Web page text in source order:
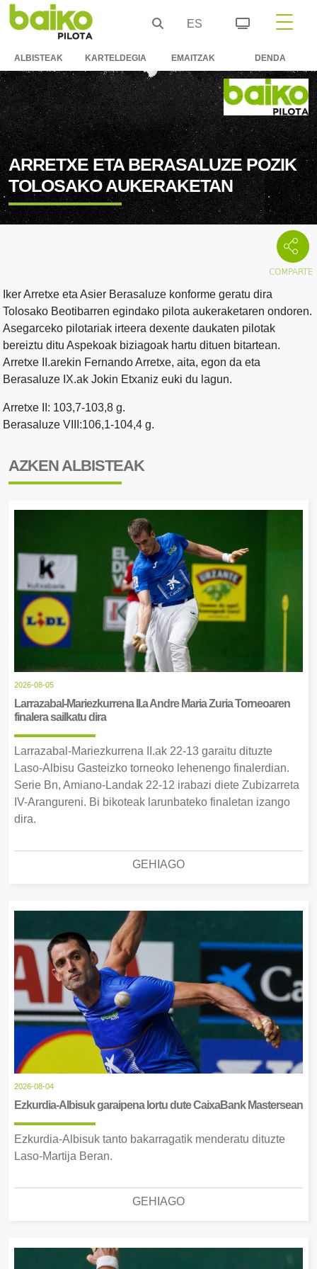
ES
ALBISTEAK KARTELDEGIA EMAITZAK DENDA
ARRETXE ETA BERASALUZE POZIK
TOLOSAKO AUKERAKETAN
Iker Arretxe eta Asier Berasaluze konforme geratu dira
Tolosako Beotibarren egindako pilota aukeraketaren ondoren.
Asegarceko pilotariak irteera dexente daukaten pilotak
bereiztu ditu Aspekoak biziagoak hartu dituen bitartean.
Arretxe II.arekin Fernando Arretxe, aita, egon da eta
Berasaluze IX.ak Jokin Etxaniz euki du lagun.
Arretxe II: 103,7-103,8 g.
Berasaluze VIII:106,1-104,4 g.
AZKEN ALBISTEAK
2026-08-05
Larrazabal-Mariezkurrena II.a Andre Maria Zuria Torneoaren
finalera sailkatu dira
Larrazabal-Mariezkurrena II.ak 22-13 garaitu dituzte
Laso-Albisu Gasteizko torneoko lehenengo finalerdian.
Serie Bn, Amiano-Landak 22-12 irabazi diete Zubizarreta
IV-Arangureni. Bi bikoteak larunbateko finaletan izango
dira.
GEHIAGO
2026-08-04
Ezkurdia-Albisuk garaipena lortu dute CaixaBank Mastersean
Ezkurdia-Albisuk tanto bakarragatik menderatu dituzte
Laso-Martija Beran.
GEHIAGO